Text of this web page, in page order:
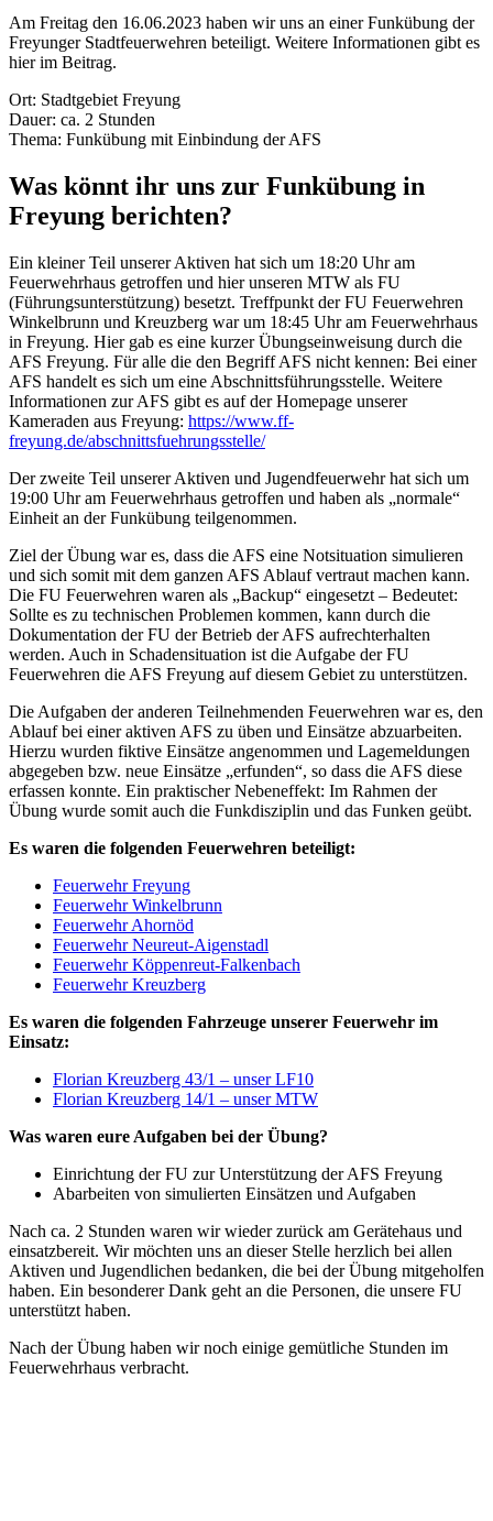
Am Freitag den 16.06.2023 haben wir uns an einer Funkübung der
Freyunger Stadtfeuerwehren beteiligt. Weitere Informationen gibt es
hier im Beitrag.
Ort: Stadtgebiet Freyung
Dauer: ca. 2 Stunden
Thema: Funkübung mit Einbindung der AFS
Was könnt ihr uns zur Funkübung in
Freyung berichten?
Ein kleiner Teil unserer Aktiven hat sich um 18:20 Uhr am
Feuerwehrhaus getroffen und hier unseren MTW als FU
(Führungsunterstützung) besetzt. Treffpunkt der FU Feuerwehren
Winkelbrunn und Kreuzberg war um 18:45 Uhr am Feuerwehrhaus
in Freyung. Hier gab es eine kurzer Übungseinweisung durch die
AFS Freyung. Für alle die den Begriff AFS nicht kennen: Bei einer
AFS handelt es sich um eine Abschnittsführungsstelle. Weitere
Informationen zur AFS gibt es auf der Homepage unserer
Kameraden aus Freyung: https://www.ff-
freyung.de/abschnittsfuehrungsstelle/
Der zweite Teil unserer Aktiven und Jugendfeuerwehr hat sich um
19:00 Uhr am Feuerwehrhaus getroffen und haben als „normale“
Einheit an der Funkübung teilgenommen.
Ziel der Übung war es, dass die AFS eine Notsituation simulieren
und sich somit mit dem ganzen AFS Ablauf vertraut machen kann.
Die FU Feuerwehren waren als „Backup“ eingesetzt – Bedeutet:
Sollte es zu technischen Problemen kommen, kann durch die
Dokumentation der FU der Betrieb der AFS aufrechterhalten
werden. Auch in Schadensituation ist die Aufgabe der FU
Feuerwehren die AFS Freyung auf diesem Gebiet zu unterstützen.
Die Aufgaben der anderen Teilnehmenden Feuerwehren war es, den
Ablauf bei einer aktiven AFS zu üben und Einsätze abzuarbeiten.
Hierzu wurden fiktive Einsätze angenommen und Lagemeldungen
abgegeben bzw. neue Einsätze „erfunden“, so dass die AFS diese
erfassen konnte. Ein praktischer Nebeneffekt: Im Rahmen der
Übung wurde somit auch die Funkdisziplin und das Funken geübt.
Es waren die folgenden Feuerwehren beteiligt:
Feuerwehr Freyung
Feuerwehr Winkelbrunn
Feuerwehr Ahornöd
Feuerwehr Neureut-Aigenstadl
Feuerwehr Köppenreut-Falkenbach
Feuerwehr Kreuzberg
Es waren die folgenden Fahrzeuge unserer Feuerwehr im
Einsatz:
Florian Kreuzberg 43/1 – unser LF10
Florian Kreuzberg 14/1 – unser MTW
Was waren eure Aufgaben bei der Übung?
Einrichtung der FU zur Unterstützung der AFS Freyung
Abarbeiten von simulierten Einsätzen und Aufgaben
Nach ca. 2 Stunden waren wir wieder zurück am Gerätehaus und
einsatzbereit. Wir möchten uns an dieser Stelle herzlich bei allen
Aktiven und Jugendlichen bedanken, die bei der Übung mitgeholfen
haben. Ein besonderer Dank geht an die Personen, die unsere FU
unterstützt haben.
Nach der Übung haben wir noch einige gemütliche Stunden im
Feuerwehrhaus verbracht.